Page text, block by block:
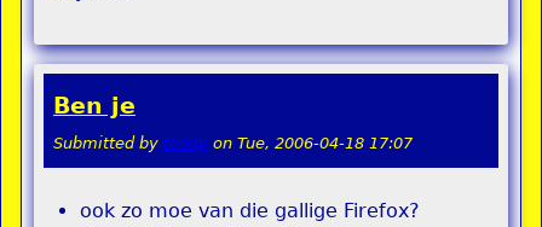
Ben je
Submitted by teddy on Tue, 2006-04-18 17:07
ook zo moe van die gallige Firefox?